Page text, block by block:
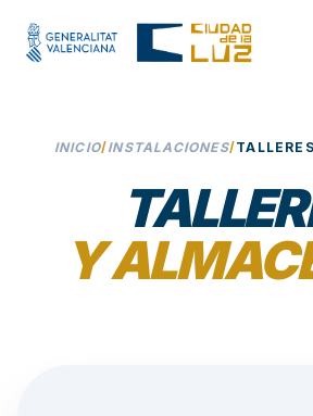
INICIO/INSTALACIONES/
Y